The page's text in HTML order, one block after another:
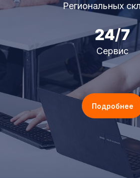
Региональных
24/7
Сервис
Подробнее